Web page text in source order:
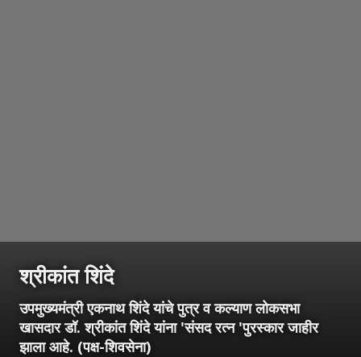
श्रीकांत शिंदे
उपमुख्यमंत्री एकनाथ शिंदे यांचे पुत्र व कल्याण लोकसभा
खासदार डॉ. श्रीकांत शिंदे यांना 'संसद रत्न 'पुरस्कार जाहीर
झाला आहे. (पक्ष-शिवसेना)